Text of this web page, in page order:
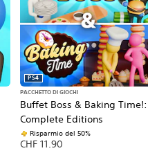
Buffet Boss & Baking Time!:
Complete Editions
PS4
PACCHETTO DI GIOCHI
Risparmio del 50%
CHF 11.90